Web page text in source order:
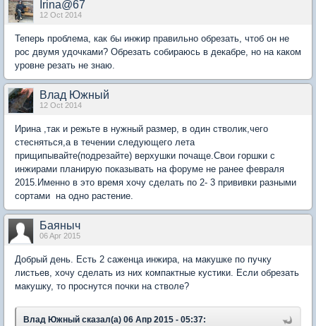
Irina@67
12 Oct 2014
Теперь проблема, как бы инжир правильно обрезать, чтоб он не
рос двумя удочками? Обрезать собираюсь в декабре, но на каком
уровне резать не знаю.
Влад Южный
12 Oct 2014
Ирина ,так и режьте в нужный размер, в один стволик,чего
стесняться,а в течении следующего лета
прищипывайте(подрезайте) верхушки почаще.Свои горшки с
инжирами планирую показывать на форуме не ранее февраля
2015.Именно в это время хочу сделать по 2- 3 прививки разными
сортами на одно растение.
Баяныч
06 Apr 2015
Добрый день. Есть 2 саженца инжира, на макушке по пучку
листьев, хочу сделать из них компактные кустики. Если обрезать
макушку, то проснутся почки на стволе?
Влад Южный сказал(а) 06 Апр 2015 - 05:37: